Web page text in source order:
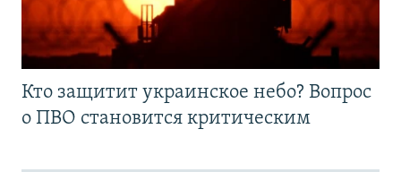
Кто защитит украинское небо? Вопрос
о ПВО становится критическим